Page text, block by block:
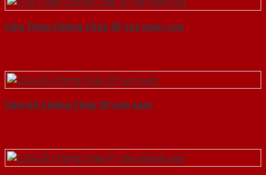
Cửa Thép Chống Cháy 2P tay nam cua
Cửa Gỗ Chống Cháy 2P son xam